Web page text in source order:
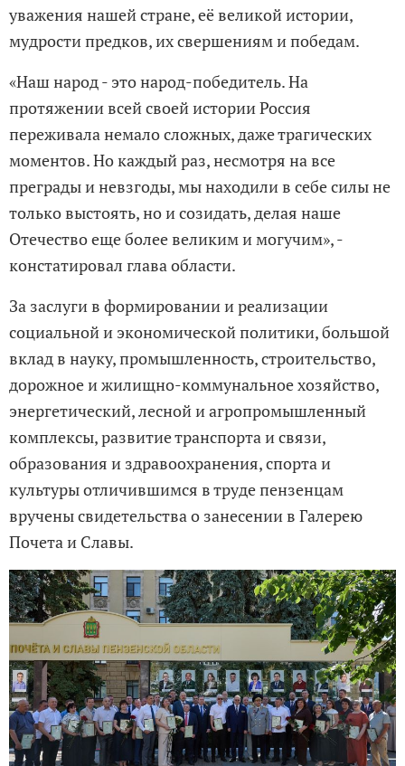
уважения нашей стране, её великой истории,
мудрости предков, их свершениям и победам.
«Наш народ - это народ-победитель. На
протяжении всей своей истории Россия
переживала немало сложных, даже трагических
моментов. Но каждый раз, несмотря на все
преграды и невзгоды, мы находили в себе силы не
только выстоять, но и созидать, делая наше
Отечество еще более великим и могучим», -
констатировал глава области.
За заслуги в формировании и реализации
социальной и экономической политики, большой
вклад в науку, промышленность, строительство,
дорожное и жилищно-коммунальное хозяйство,
энергетический, лесной и агропромышленный
комплексы, развитие транспорта и связи,
образования и здравоохранения, спорта и
культуры отличившимся в труде пензенцам
вручены свидетельства о занесении в Галерею
Почета и Славы.